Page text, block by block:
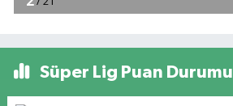
Süper Lig Puan Durumu